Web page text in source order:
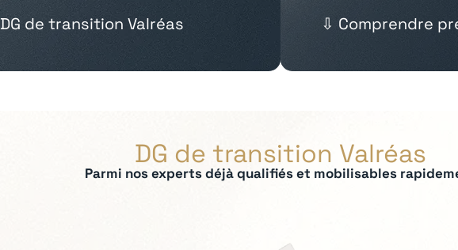
DG de transition Valréas ⇩ Comprendre
DG de transition Valréas
Parmi nos experts déjà qualifiés et mobilisables